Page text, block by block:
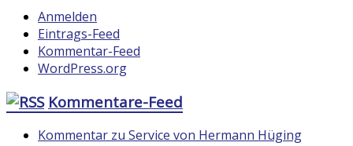
Anmelden
Eintrags-Feed
Kommentar-Feed
WordPress.org
Kommentare-Feed
Kommentar zu Service von Hermann Hüging